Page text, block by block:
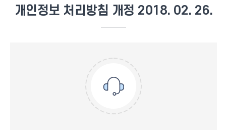
개인정보 처리방침 개정 2018. 02. 26.